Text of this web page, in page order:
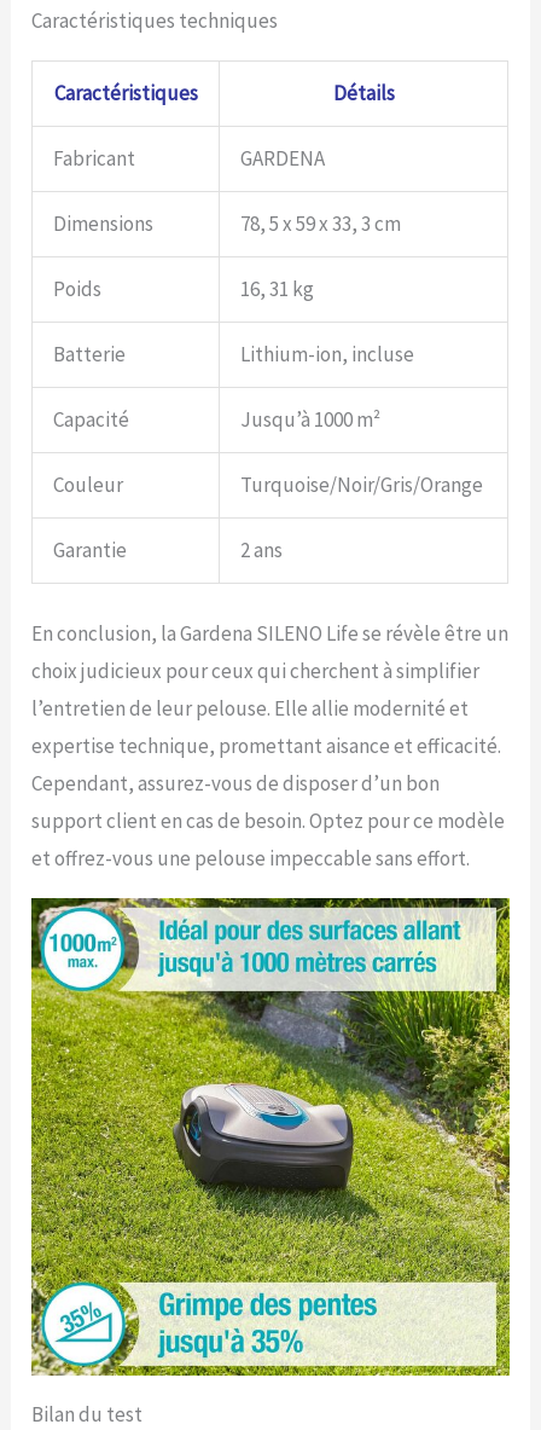
Caractéristiques techniques
Caractéristiques Détails
Fabricant GARDENA
Dimensions 78, 5 x 59 x 33, 3 cm
Poids 16, 31 kg
Batterie Lithium-ion, incluse
Capacité Jusqu’à 1000 m²
Couleur Turquoise/Noir/Gris/Orange
Garantie 2 ans
En conclusion, la Gardena SILENO Life se révèle être un
choix judicieux pour ceux qui cherchent à simplifier
l’entretien de leur pelouse. Elle allie modernité et
expertise technique, promettant aisance et efficacité.
Cependant, assurez-vous de disposer d’un bon
support client en cas de besoin. Optez pour ce modèle
et offrez-vous une pelouse impeccable sans effort.
Bilan du test